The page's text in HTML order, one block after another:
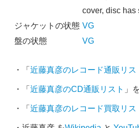
cover, disc has
ジャケットの状態 VG
盤の状態
VG
・「 近藤真彦のレコード通販リス
・「 近藤真彦のCD通販リスト 」
・「 近藤真彦のレコード買取リス